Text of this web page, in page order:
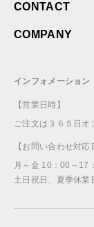
CONTACT
COMPANY
インフォメーション
【営業日時】
ご注文は３６５日オ
【お問い合わせ対応
月～金 10：00～17
土日祝日、夏季休業